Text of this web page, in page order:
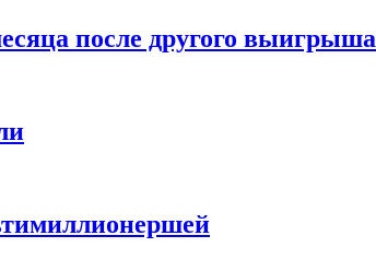
после другого выигрыша